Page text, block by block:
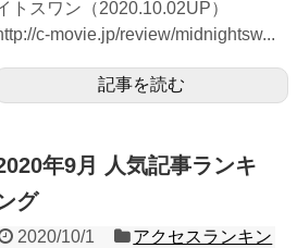
トスワン（2020.10.02UP）
c-movie.jp/review/midnightsw...
記事を読む
年9月 人気記事ランキ
グ
2020/10/1
アクセスランキン